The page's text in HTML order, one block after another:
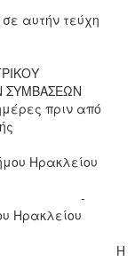
αυτήν τεύχη
ΣΥΜΒΑΣΕΩΝ
πριν από
Ηρακλείου
Ηρακλείου